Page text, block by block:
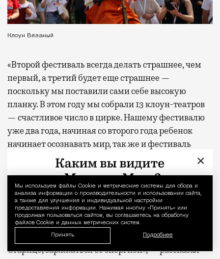
Уведомление
Мы используем файлы Сookie и метрические системы для сбора и
анализа информации о производительности и использовании сайта,
а также для улучшения и индивидуальной настройки
предоставления информации. Нажимая кнопку «Принять» или
продолжая пользоваться сайтом, вы соглашаетесь на обработку
файлов Cookie и данных метрических систем.
Принять Подробнее
Клоун Вязаный
«Второй фестиваль всегда делать страшнее, чем
первый, а третий будет еще страшнее —
поскольку мы поставили сами себе высокую
планку. В этом году мы собрали 13 клоун-театров
— счастливое число в цирке. Нашему фестивалю
уже два года, начиная со второго года ребенок
начинает осознавать мир, так же и фестиваль
начинает собирать в себе новые жанры. За эти два
дня я получил немало комментариев от артистов,
что атмосфера настолько крутая, что такой
больше нет ни на одном фестивале в России — они
не только вместе выходили на сцену во время
клоунского дивертисмента, но и могли общаться
каждое утро за завтраком, вместе гулять по
Старице, заряжаться ее энергией», — рассказал
×